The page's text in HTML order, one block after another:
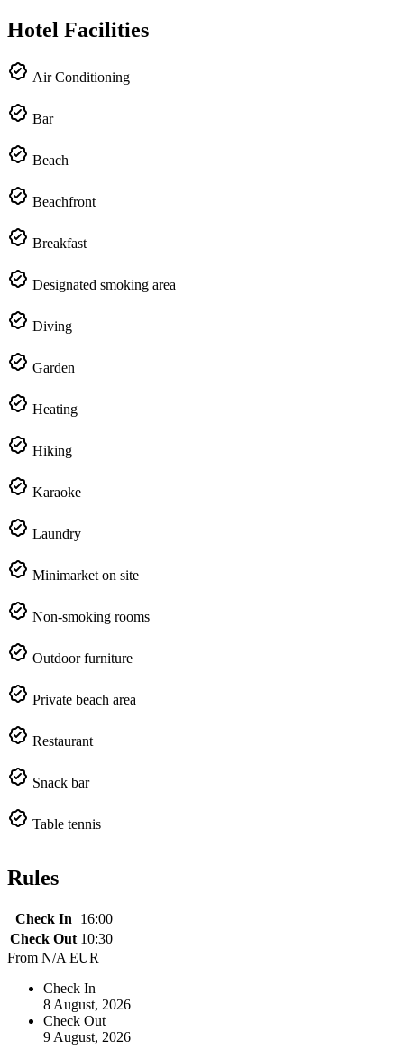
Hotel Facilities
Air Conditioning
Bar
Beach
Beachfront
Breakfast
Designated smoking area
Diving
Garden
Heating
Hiking
Karaoke
Laundry
Minimarket on site
Non-smoking rooms
Outdoor furniture
Private beach area
Restaurant
Snack bar
Table tennis
Rules
Check In
16:00
Check Out 10:30
From N/A EUR
Check In
8 August, 2026
Check Out
9 August, 2026